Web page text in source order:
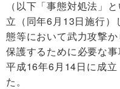
（以下「事態対処法」
立（同年6月13日施行
態等において武力攻撃
保護するために必要な事
平成16年6月14日に成
た。